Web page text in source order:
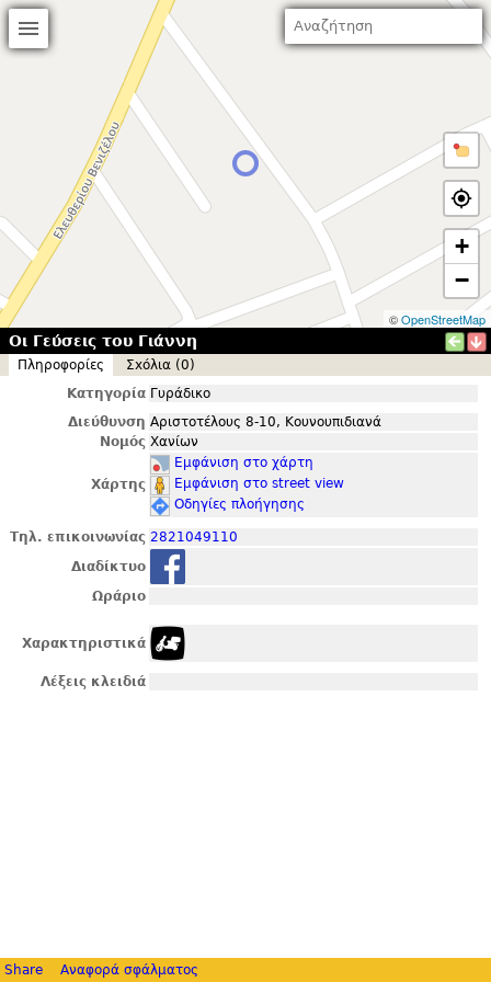
+
−
©OpenStreetMap
Οι Γεύσεις του Γιάννη
Πληροφορίες
Σxόλια (0)
Κατηγορία Γυράδικο
Διεύθυνση Αριστοτέλους 8-10, Κουνουπιδιανά
Νομός Χανίων
Χάρτης
Εμφάνιση στο χάρτη
Εμφάνιση στο street view
Οδηγίες πλοήγησης
Τηλ. επικοινωνίας 2821049110
Διαδίκτυο
Ωράριο
Χαρακτηριστικά
Λέξεις κλειδιά
Share Αναφορά σφάλματος